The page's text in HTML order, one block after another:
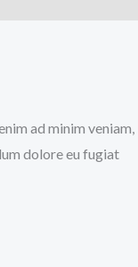
ad minim veniam,
dolore eu fugiat